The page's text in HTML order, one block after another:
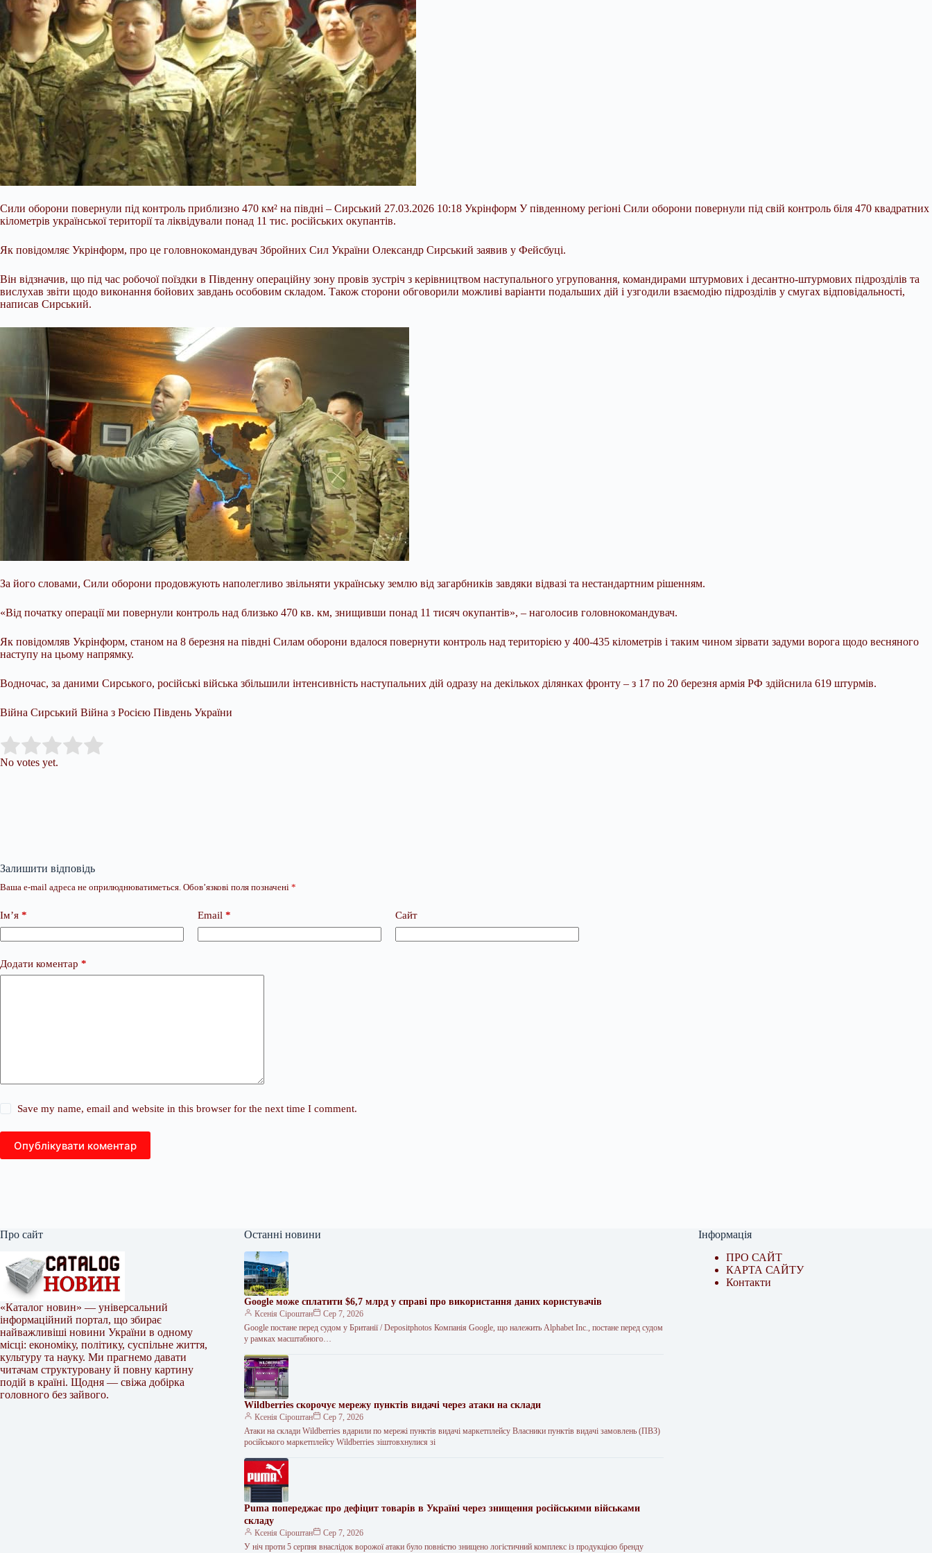
Сили оборони повернули під контроль приблизно 470 км² на півдні – Сирський 27.03.2026 10:18 Укрінформ У південному регіоні Сили оборони повернули під свій контроль біля 470 квадратних
кілометрів української території та ліквідували понад 11 тис. російських окупантів.
Як повідомляє Укрінформ, про це головнокомандувач Збройних Сил України Олександр Сирський заявив у Фейсбуці.
Він відзначив, що під час робочої поїздки в Південну операційну зону провів зустріч з керівництвом наступального угруповання, командирами штурмових і десантно-штурмових підрозділів та
вислухав звіти щодо виконання бойових завдань особовим складом. Також сторони обговорили можливі варіанти подальших дій і узгодили взаємодію підрозділів у смугах відповідальності,
написав Сирський.
За його словами, Сили оборони продовжують наполегливо звільняти українську землю від загарбників завдяки відвазі та нестандартним рішенням.
«Від початку операції ми повернули контроль над близько 470 кв. км, знищивши понад 11 тисяч окупантів», – наголосив головнокомандувач.
Як повідомляв Укрінформ, станом на 8 березня на півдні Силам оборони вдалося повернути контроль над територією у 400-435 кілометрів і таким чином зірвати задуми ворога щодо весняного
наступу на цьому напрямку.
Водночас, за даними Сирського, російські війська збільшили інтенсивність наступальних дій одразу на декількох ділянках фронту – з 17 по 20 березня армія РФ здійснила 619 штурмів.
Війна Сирський Війна з Росією Південь України
Rate this item:
No votes yet.
Залишити відповідь
Ваша e-mail адреса не оприлюднюватиметься. Обов’язкові поля позначені *
Ім’я * Email * Сайт
Додати коментар *
Save my name, email and website in this browser for the next time I comment.
Опублікувати коментар
Про сайт
«Каталог новин» — універсальний
інформаційний портал, що збирає
найважливіші новини України в одному
місці: економіку, політику, суспільне життя,
культуру та науку. Ми прагнемо давати
читачам структуровану й повну картину
подій в країні. Щодня — свіжа добірка
головного без зайвого.
Останні новини
Google може сплатити $6,7 млрд у справі про використання даних користувачів
Ксенія Сіроштан
Сер 7, 2026
Google постане перед судом у Британії / Depositphotos Компанія Google, що належить Alphabet Inc., постане перед судом
у рамках масштабного…
Wildberries скорочує мережу пунктів видачі через атаки на склади
Ксенія Сіроштан
Сер 7, 2026
Атаки на склади Wildberries вдарили по мережі пунктів видачі маркетплейсу Власники пунктів видачі замовлень (ПВЗ)
російського маркетплейсу Wildberries зіштовхнулися зі
Puma попереджає про дефіцит товарів в Україні через знищення російськими військами
складу
Ксенія Сіроштан
Сер 7, 2026
У ніч проти 5 серпня внаслідок ворожої атаки було повністю знищено логістичний комплекс із продукцією бренду
Інформація
ПРО САЙТ
КАРТА САЙТУ
Контакти